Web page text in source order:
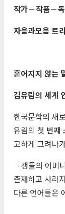
작가－작품－
자음과모음 트
흩어지지 않는
김유림의 세계
한국문학의 새
유림의 첫 번째
고하게 그려나
『갱들의 어
존재하고 사라
다른 언어들은